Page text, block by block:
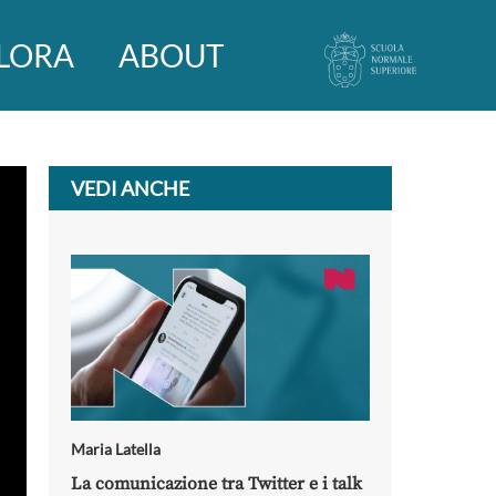
ABOUT
VEDI ANCHE
Maria Latella
La comunicazione tra Twitter e i talk